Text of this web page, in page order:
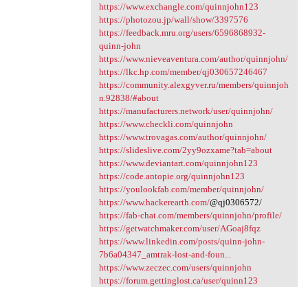
https://www.exchangle.com/quinnjohn123
https://photozou.jp/wall/show/3397576
https://feedback.mru.org/users/6596868932-
quinn-john
https://www.nieveaventura.com/author/quinnjohn/
https://lkc.hp.com/member/qj030657246467
https://community.alexgyver.ru/members/quinnjoh
n.92838/#about
https://manufacturers.network/user/quinnjohn/
https://www.checkli.com/quinnjohn
https://www.trovagas.com/author/quinnjohn/
https://slideslive.com/2yy9ozxame?tab=about
https://www.deviantart.com/quinnjohn123
https://code.antopie.org/quinnjohn123
https://youlookfab.com/member/quinnjohn/
https://www.hackerearth.com/@qj0306572/
https://fab-chat.com/members/quinnjohn/profile/
https://getwatchmaker.com/user/AGoaj8fqz
https://www.linkedin.com/posts/quinn-john-
7b6a04347_amtrak-lost-and-foun...
https://www.zeczec.com/users/quinnjohn
https://forum.gettinglost.ca/user/quinn123